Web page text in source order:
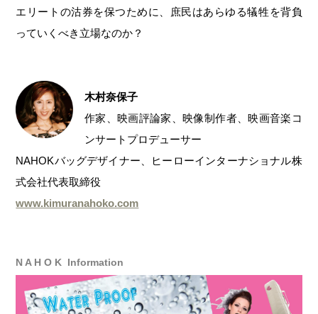
エリートの沽券を保つために、庶民はあらゆる犠牲を背負
っていくべき立場なのか？
木村奈保子
作家、映画評論家、映像制作者、映画音楽コ
ンサートプロデューサー
NAHOKバッグデザイナー、ヒーローインターナショナル株
式会社代表取締役
www.kimuranahoko.com
N A H O K Information